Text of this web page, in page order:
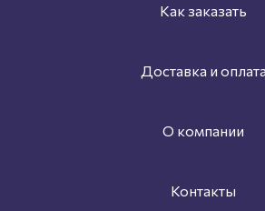
Как заказать
Доставка и оплата
О компании
Контакты